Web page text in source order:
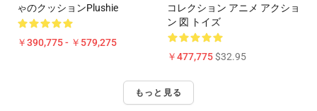
ゃのクッションPlushie
￥390,775 - ￥579,275
コレクション アニメ アクショ
ン 図 トイズ
￥477,775$32.95
もっと見る